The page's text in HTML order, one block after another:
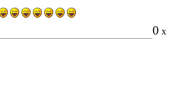
0 x